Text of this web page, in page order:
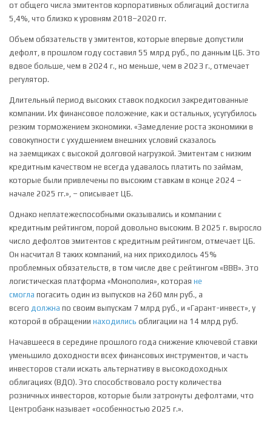
от общего числа эмитентов корпоративных облигаций достигла
5,4%, что близко к уровням 2018–2020 гг.
Объем обязательств у эмитентов, которые впервые допустили
дефолт, в прошлом году составил 55 млрд руб., по данным ЦБ. Это
вдвое больше, чем в 2024 г., но меньше, чем в 2023 г., отмечает
регулятор.
Длительный период высоких ставок подкосил закредитованные
компании. Их финансовое положение, как и остальных, усугубилось
резким торможением экономики. «Замедление роста экономики в
совокупности с ухудшением внешних условий сказалось
на заемщиках с высокой долговой нагрузкой. Эмитентам с низким
кредитным качеством не всегда удавалось платить по займам,
которые были привлечены по высоким ставкам в конце 2024 –
начале 2025 гг.», – описывает ЦБ.
Однако неплатежеспособными оказывались и компании с
кредитным рейтингом, порой довольно высоким. В 2025 г. выросло
число дефолтов эмитентов с кредитным рейтингом, отмечает ЦБ.
Он насчитал 8 таких компаний, на них приходилось 45%
проблемных обязательств, в том числе две с рейтингом «ВВВ». Это
логистическая платформа «Монополия», которая не
смогла погасить один из выпусков на 260 млн руб., а
всего должна по своим выпускам 7 млрд руб., и «Гарант-инвест», у
которой в обращении находились облигации на 14 млрд руб.
Начавшееся в середине прошлого года снижение ключевой ставки
уменьшило доходности всех финансовых инструментов, и часть
инвесторов стали искать альтернативу в высокодоходных
облигациях (ВДО). Это способствовало росту количества
розничных инвесторов, которые были затронуты дефолтами, что
Центробанк называет «особенностью 2025 г.».